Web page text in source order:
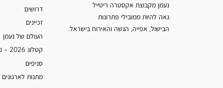
נעמן מקבוצת אקסטרה ריטייל
גאה להיות ממובילי פתרונות
הבישול, אפייה, הגשה והאירוח בישראל.
דרושים
זכיינים
העולם של נעמן
קטלוג 2026 – נעמן
סניפים
מתנות לארגונים